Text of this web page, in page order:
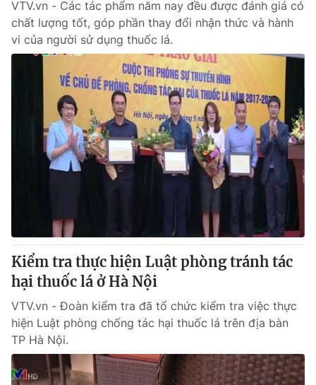
VTV.vn - Các tác phẩm năm nay đều được đánh giá có
chất lượng tốt, góp phần thay đổi nhận thức và hành
vi của người sử dụng thuốc lá.
Kiểm tra thực hiện Luật phòng tránh tác
hại thuốc lá ở Hà Nội
VTV.vn - Đoàn kiểm tra đã tổ chức kiểm tra việc thực
hiện Luật phòng chống tác hại thuốc lá trên địa bàn
TP Hà Nội.